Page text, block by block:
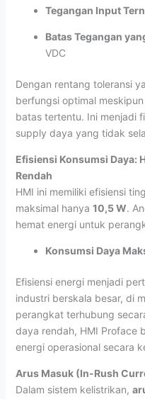
Tegangan Input
Batas Tegangan
VDC
Dengan rentang toleransi
berfungsi optimal
batas tertentu. Ini menjadi
supply daya yang tidak
Efisiensi Konsumsi Daya:
Rendah
HMI ini memiliki efisiensi
maksimal hanya 10,5 W.
hemat energi untuk
Konsumsi Daya
Efisiensi energi menjadi
industri berskala besar, di
perangkat terhubung
daya rendah, HMI Proface
energi operasional secara
Arus Masuk (In-Rush
Dalam sistem kelistrikan,